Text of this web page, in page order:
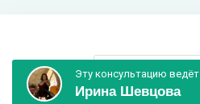
Эту консультацию ведёт
Ирина Шевцова